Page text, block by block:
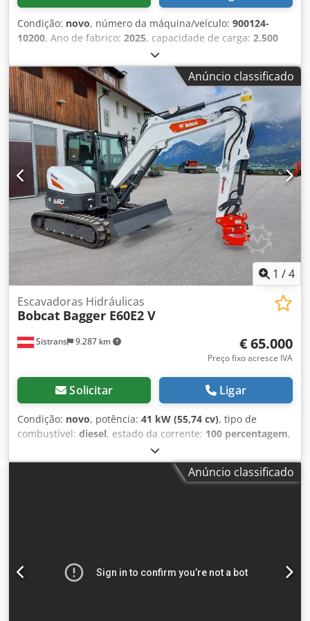
Condição: novo, número da máquina/veículo: 900124-
10200, Ano de fabrico: 2025, capacidade de carga: 2.500
1.150 mm
Nenhum, fabricante: Bobcat Crsdpfeyi I Rnex Aqvof
Anúncio classificado
1 /4
Sistrans 9.287 km
Escavadoras Hidráulicas
Bobcat Bagger E60E2 V
€ 65.000
Preço fixo acresce IVA
Solicitar Ligar
Condição: novo, potência: 41 kW (55,74 cv), tipo de
combustível: diesel, estado da corrente: 100 percentagem,
5 h, Equipamento:
borracha, Espelho, cabine Pacote de conforto da cabine
(AutoHVAC, display de 7 polegadas) Aquecimento/ar-
cabeça Pacote de manuseio de objetos Alimentação direta
ao tanque com AUX4 Tensionamento hidráulico da esteira,
Anúncio classificado